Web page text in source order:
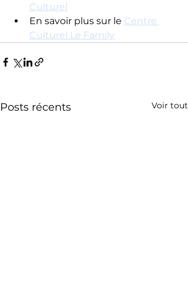
Culturel
En savoir plus sur le Centre
Culturel Le Family
Posts récents Voir tout